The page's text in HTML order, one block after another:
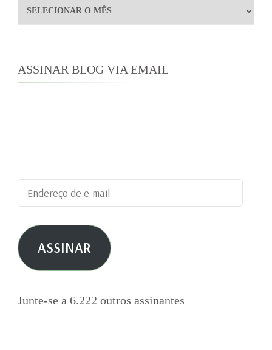
Arquivos
ASSINAR BLOG VIA EMAIL
Endereço
de
e-
mail ASSINAR
Junte-se a 6.222 outros assinantes